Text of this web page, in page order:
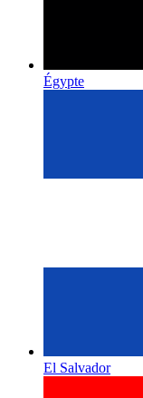
Égypte
El Salvador